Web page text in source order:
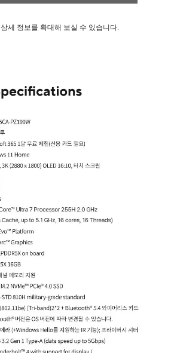
상세 정보를 확대해 보실 수 있습니다.